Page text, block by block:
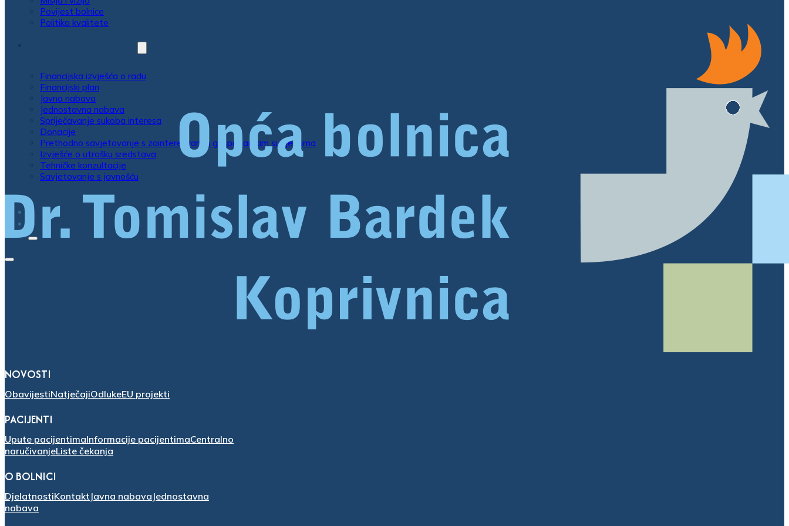
Povijest bolnice
Politika kvalitete
Financijska izvješća o radu
Financijski plan
Javna nabava
Jednostavna nabava
Spriječavanje sukoba interesa
Donacije
Prethodno savjetovanje s zainteresiranim gospodarskim subjektima
Izvješće o utrošku sredstava
Tehničke konzultacije
Savjetovanje s javnošću
LISTE ČEKANJA
EU PROJEKTI
KONTAKT
NOVOSTI
ObavijestiNatječajiOdlukeEU projekti
PACIJENTI
Upute pacijentimaInformacije pacijentimaCentralno
naručivanjeListe čekanja
O BOLNICI
DjelatnostiKontakt Javna nabava Jednostavna
nabava